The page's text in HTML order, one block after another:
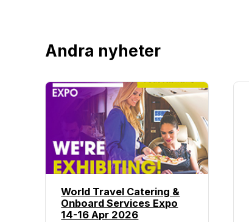
Andra nyheter
World Travel Catering &
Onboard Services Expo
14-16 Apr 2026